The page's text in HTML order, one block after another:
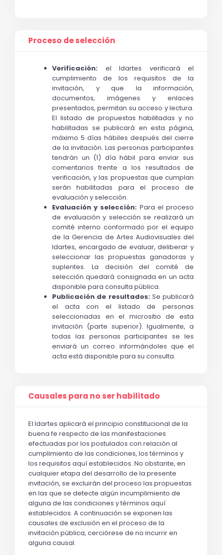
Proceso de selección
Verificación: el Idartes verificará el
cumplimiento de los requisitos de la
invitación, y que la información,
documentos, imágenes y enlaces
presentados, permitan su acceso y lectura.
El listado de propuestas habilitadas y no
habilitadas se publicará en esta página,
máximo 5 días hábiles después del cierre
de la invitación. Las personas participantes
tendrán un (1) día hábil para enviar sus
comentarios frente a los resultados de
verificación, y las propuestas que cumplan
serán habilitadas para el proceso de
evaluación y selección.
Evaluación y selección: Para el proceso
de evaluación y selección se realizará un
comité interno conformado por el equipo
de la Gerencia de Artes Audiovisuales del
Idartes, encargado de evaluar, deliberar y
seleccionar las propuestas ganadoras y
suplentes. La decisión del comité de
selección quedará consignada en un acta
disponible para consulta pública.
Publicación de resultados: Se publicará
el acta con el listado de personas
seleccionadas en el micrositio de esta
invitación (parte superior). Igualmente, a
todas las personas participantes se les
enviará un correo informándoles que el
acta está disponible para su consulta.
Causales para no ser habilitado
El Idartes aplicará el principio constitucional de la
buena fe respecto de las manifestaciones
efectuadas por los postulados con relación al
cumplimiento de las condiciones, los términos y
los requisitos aquí establecidos. No obstante, en
cualquier etapa del desarrollo de la presente
invitación, se excluirán del proceso las propuestas
en las que se detecte algún incumplimiento de
alguna de las condiciones y términos aquí
establecidos. A continuación se exponen las
causales de exclusión en el proceso de la
invitación pública, cerciórese de no incurrir en
alguna causal.